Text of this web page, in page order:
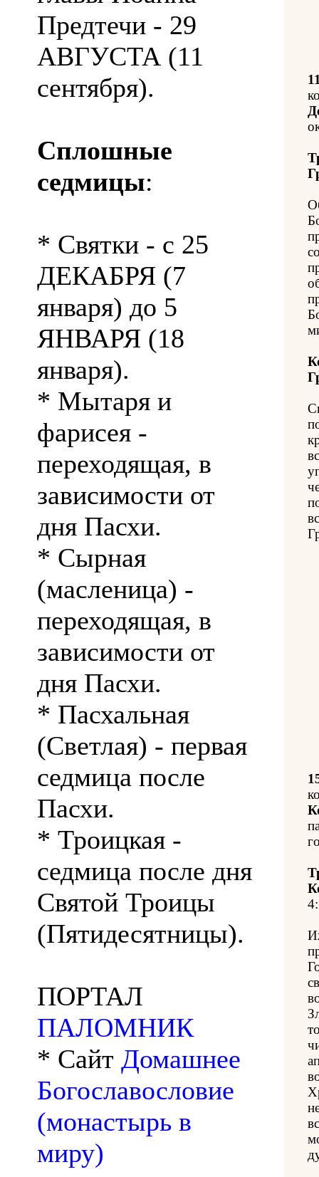
Предтечи - 29
АВГУСТА (11
сентября).
Сплошные
седмицы:
* Святки - с 25
ДЕКАБРЯ (7
января) до 5
ЯНВАРЯ (18
января).
* Мытаря и
фарисея -
переходящая, в
зависимости от
дня Пасхи.
* Сырная
(масленица) -
переходящая, в
зависимости от
дня Пасхи.
* Пасхальная
(Светлая) - первая
седмица после
Пасхи.
* Троицкая -
седмица после дня
Святой Троицы
(Пятидесятницы).
ПОРТАЛ
ПАЛОМНИК
* Сайт Домашнее
Богославословие
(монастырь в
миру)
4: